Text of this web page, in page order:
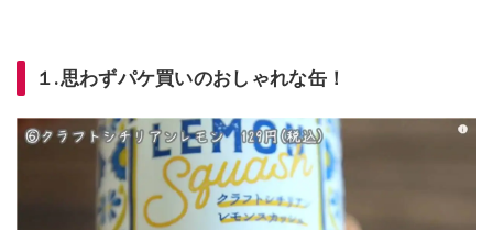
１.思わずパケ買いのおしゃれな缶！